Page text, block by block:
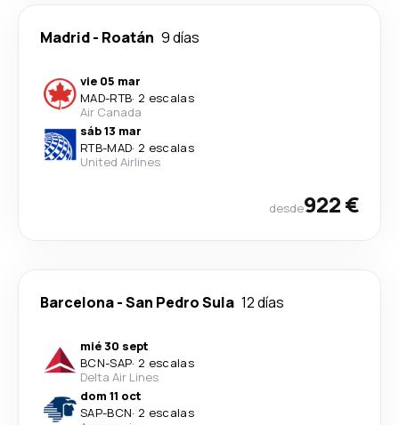
Madrid- Roatán 9 días
vie 05 mar
MAD-RTB· 2 escalas
Air Canada
sáb 13 mar
RTB-MAD· 2 escalas
United Airlines
desde922 €
Barcelona-San Pedro Sula 12 días
mié 30 sept
BCN-SAP· 2 escalas
Delta Air Lines
dom 11 oct
SAP-BCN· 2 escalas